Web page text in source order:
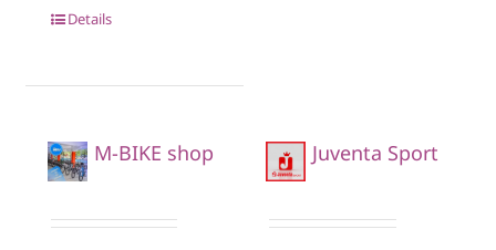
Details
M-BIKE shop Juventa Sport